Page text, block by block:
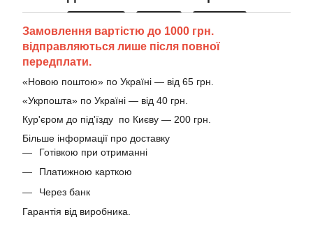
Замовлення вартістю до 1000 грн.
відправляються лише після повної
передплати.
«Новою поштою» по Україні — від 65 грн.
«Укрпошта» по Україні — від 40 грн.
Кур'єром до під'їзду по Києву — 200 грн.
Більше інформації про доставку
Готівкою при отриманні
Платижною карткою
Через банк
Гарантія від виробника.